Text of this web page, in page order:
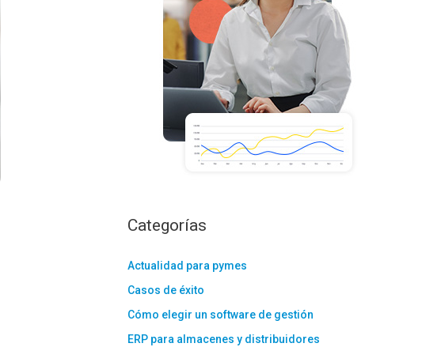
Categorías
Actualidad para pymes
Casos de éxito
Cómo elegir un software de gestión
ERP para almacenes y distribuidores